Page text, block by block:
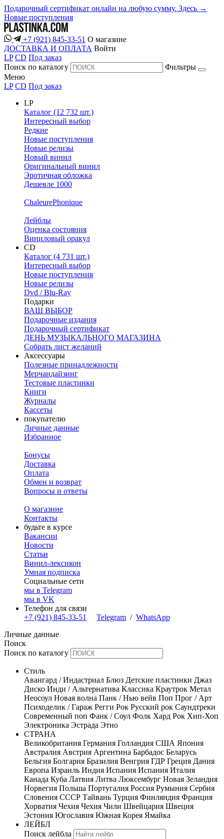
Подарочный сертификат онлайн на любую сумму. Здесь →
Новые поступления
+7 (921) 845-33-51 О магазине
ДОСТАВКА И ОПЛАТА Войти
LP CD Под заказ
Поиск по каталогу
Фильтры
Меню
LP CD Под заказ
LP
Каталог (12 732 шт.)
Интересный выбор
Редкие
Новые поступления
Новые релизы
Новый винил
Оригинальный винил
Эротичная обложка
Дешевле 1000
ChaleurePhonique
Лейблы
Оценка состояния
Виниловый оракул
CD
Каталог (4 731 шт.)
Интересный выбор
Новые поступления
Новые релизы
Dvd / Blu-Ray
Подарки
ВАШ ВЫБОР
Подарочные издания
Подарочный сертификат
ДЕНЬ МУЗЫКАЛЬНОГО МАГАЗИНА
Собрать лист желаний
Аксессуары
Полезные принадлежности
Мерчандайзинг
Тестовые пластинки
Книги
Журналы
Кассеты
покупателю
Личные данные
Избранное
Бонусы
Доставка
Оплата
Обмен и возврат
Вопросы и ответы
О магазине
Контакты
будьте в курсе
Вакансии
Новости
Статьи
Винил-лексикон
Умная подписка
Социальные сети
мы в Telegram
мы в VK
Телефон для связи
+7 (921) 845-33-51
Telegram / WhatsApp
Личные данные
Поиск
Поиск по каталогу
Стиль
Авангард / Индастриал Блюз Детские пластинки Джаз
Диско Инди / Альтернатива Классика Краутрок Метал
Неосоул Новая волна Панк / Нью вейв Поп Прог / Арт
Психоделик / Гараж Регги Рок Русский рок Саундтреки
Современный поп Фанк / Соул Фолк Хард Рок Хип-Хоп
Электроника Эстрада Этно
СТРАНА
Великобритания Германия Голландия США Япония
Австралия Австрия Аргентина Барбадос Беларусь
Бельгия Болгария Бразилия Венгрия ГДР Греция Дания
Европа Израиль Индия Испания Испания Италия
Канада Куба Латвия Литва Люксембург Новая Зеландия
Норвегия Польша Португалия Россия Румыния Сербия
Словения СССР Тайвань Турция Финляндия Франция
Хорватия Чехия Чехия Чили Швейцария Швеция
Эстония Югославия Южная Корея Ямайка
ЛЕЙБЛ
Поиск лейбла